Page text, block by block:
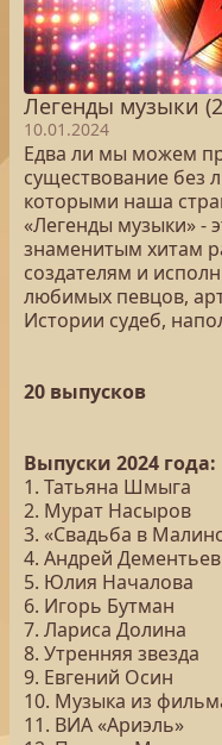
Легенды музыки
10.01.2024
Едва ли мы можем
существование без
которыми наша
«Легенды музыки» -
знаменитым хитам
создателям и
любимых певцов,
Истории судеб,
20 выпусков
Выпуски 2024 года:
1. Татьяна Шмыга
2. Мурат Насыров
3. «Свадьба в
4. Андрей Дементьев
5. Юлия Началова
6. Игорь Бутман
7. Лариса Долина
8. Утренняя звезда
9. Евгений Осин
10. Музыка из
11. ВИА «Ариэль»